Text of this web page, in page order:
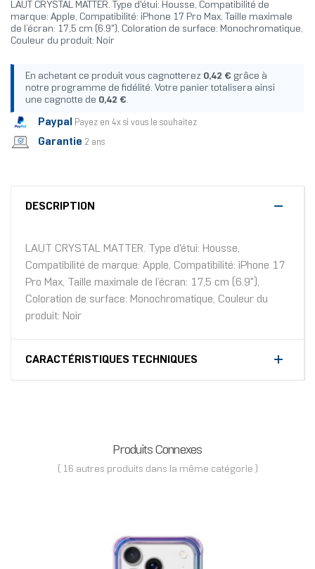
LAUT CRYSTAL MATTER. Type d'étui: Housse, Compatibilité de
marque: Apple, Compatibilité: iPhone 17 Pro Max, Taille maximale
de l’écran: 17,5 cm (6.9"), Coloration de surface: Monochromatique,
Couleur du produit: Noir
En achetant ce produit vous cagnotterez 0,42 € grâce à
notre programme de fidélité. Votre panier totalisera ainsi
une cagnotte de 0,42 €.
Paypal Payez en 4x si vous le souhaitez
Garantie 2 ans
DESCRIPTION
LAUT CRYSTAL MATTER. Type d'étui: Housse,
Compatibilité de marque: Apple, Compatibilité: iPhone 17
Pro Max, Taille maximale de l’écran: 17,5 cm (6.9"),
Coloration de surface: Monochromatique, Couleur du
produit: Noir
CARACTÉRISTIQUES TECHNIQUES
Produits Connexes
( 16 autres produits dans la même catégorie )